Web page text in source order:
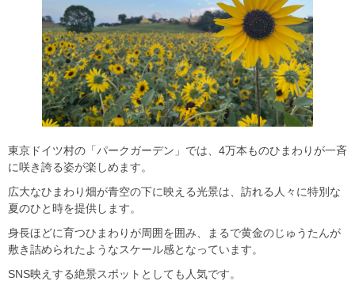
東京ドイツ村の「パークガーデン」では、4万本ものひまわりが一斉
に咲き誇る姿が楽しめます。
広大なひまわり畑が青空の下に映える光景は、訪れる人々に特別な
夏のひと時を提供します。
身長ほどに育つひまわりが周囲を囲み、まるで黄金のじゅうたんが
敷き詰められたようなスケール感となっています。
SNS映えする絶景スポットとしても人気です。